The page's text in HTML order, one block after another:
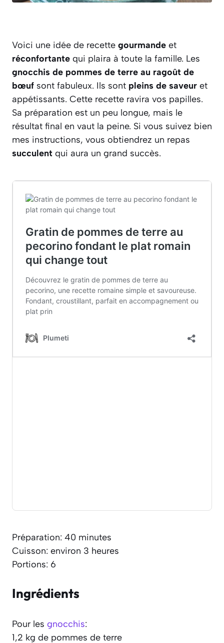
Voici une idée de recette gourmande et
réconfortante qui plaira à toute la famille. Les
gnocchis de pommes de terre au ragoût de
bœuf sont fabuleux. Ils sont pleins de saveur et
appétissants. Cette recette ravira vos papilles.
Sa préparation est un peu longue, mais le
résultat final en vaut la peine. Si vous suivez bien
mes instructions, vous obtiendrez un repas
succulent qui aura un grand succès.
Préparation: 40 minutes
Cuisson: environ 3 heures
Portions: 6
Ingrédients
Pour les gnocchis:
1,2 kg de pommes de terre